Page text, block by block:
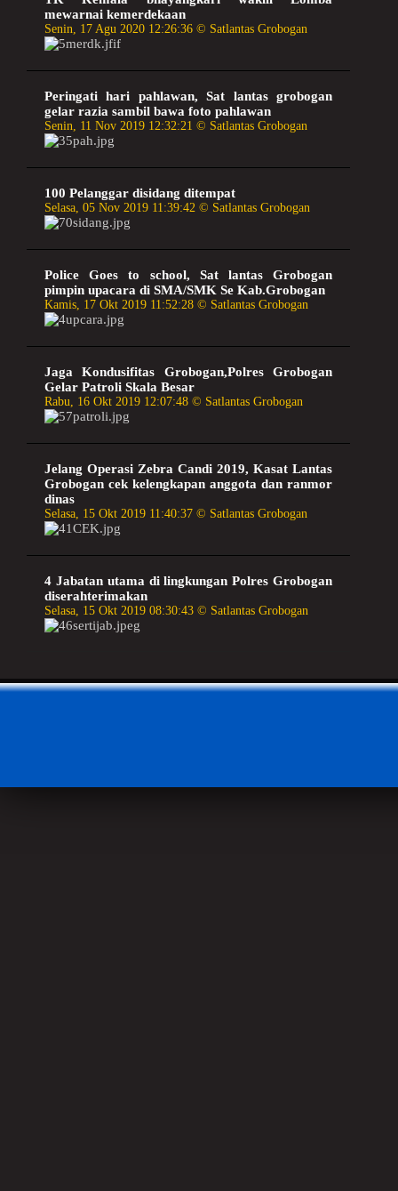
mewarnai kemerdekaan
Senin, 17 Agu 2020 12:26:36 © Satlantas Grobogan
Peringati hari pahlawan, Sat lantas grobogan
gelar razia sambil bawa foto pahlawan
Senin, 11 Nov 2019 12:32:21 © Satlantas Grobogan
100 Pelanggar disidang ditempat
Selasa, 05 Nov 2019 11:39:42 © Satlantas Grobogan
Police Goes to school, Sat lantas Grobogan
pimpin upacara di SMA/SMK Se Kab.Grobogan
Kamis, 17 Okt 2019 11:52:28 © Satlantas Grobogan
Jaga Kondusifitas Grobogan,Polres Grobogan
Gelar Patroli Skala Besar
Rabu, 16 Okt 2019 12:07:48 © Satlantas Grobogan
Jelang Operasi Zebra Candi 2019, Kasat Lantas
Grobogan cek kelengkapan anggota dan ranmor
dinas
Selasa, 15 Okt 2019 11:40:37 © Satlantas Grobogan
4 Jabatan utama di lingkungan Polres Grobogan
diserahterimakan
Selasa, 15 Okt 2019 08:30:43 © Satlantas Grobogan